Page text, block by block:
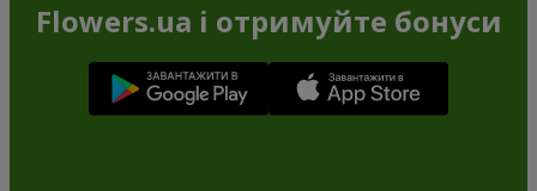
Flowers.ua і отримуйте бонуси